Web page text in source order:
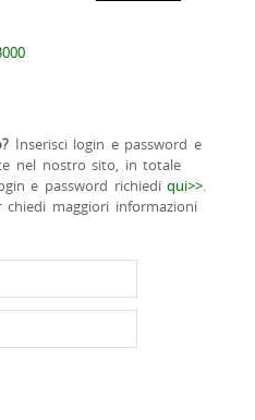
Inserisci login e password e
nel nostro sito, in totale
e password richiediqui>>.
maggiori informazioni